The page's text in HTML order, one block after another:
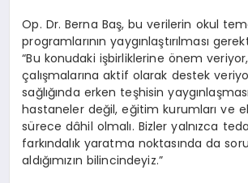
Op. Dr. Berna Baş, bu verilerin okul
programlarının yaygınlaştırılması
“Bu konudaki işbirliklerine önem
çalışmalarına aktif olarak destek
sağlığında erken teşhisin
hastaneler değil, eğitim kurumları ve
sürece dâhil olmalı. Bizler yalnızca
farkındalık yaratma noktasında da
aldığımızın bilincindeyiz.”